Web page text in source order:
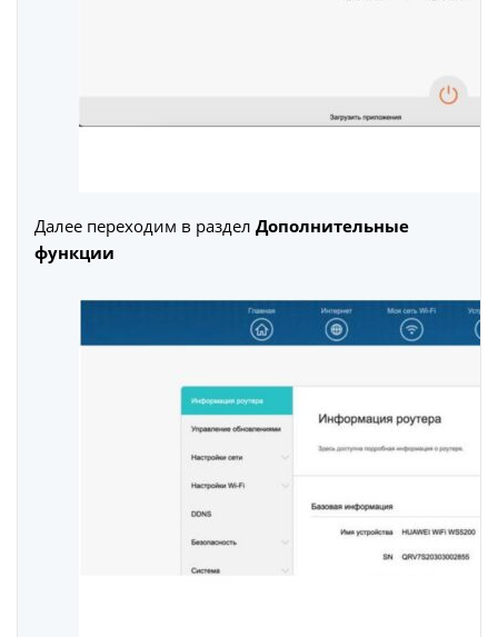
Далее переходим в раздел Дополнительные
функции